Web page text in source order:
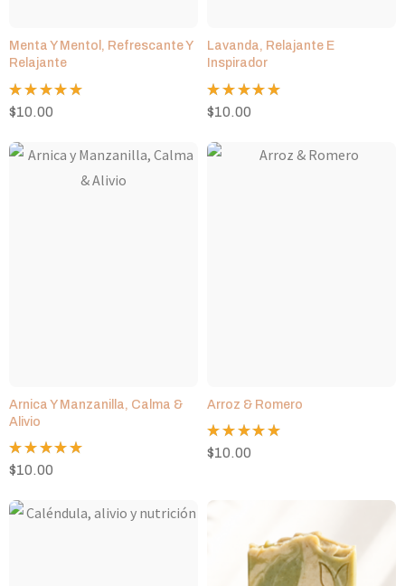
Menta Y Mentol, Refrescante Y
Relajante
Valorado
con5.00
$10.00
Lavanda, Relajante E
Inspirador
Valorado
con5.00
$10.00
Arnica Y Manzanilla, Calma &
Alivio
Valorado
con
$10.00
Arroz & Romero
Valorado
con
$10.00